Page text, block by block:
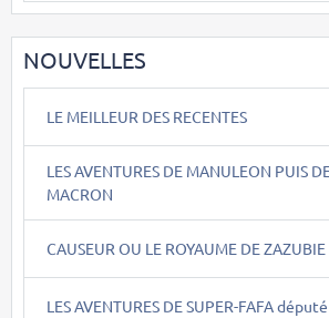
NOUVELLES
LE MEILLEUR DES RECENTES
LES AVENTURES DE MANULEON PUIS
MACRON
CAUSEUR OU LE ROYAUME DE ZAZUBIE
LES AVENTURES DE SUPER-FAFA député